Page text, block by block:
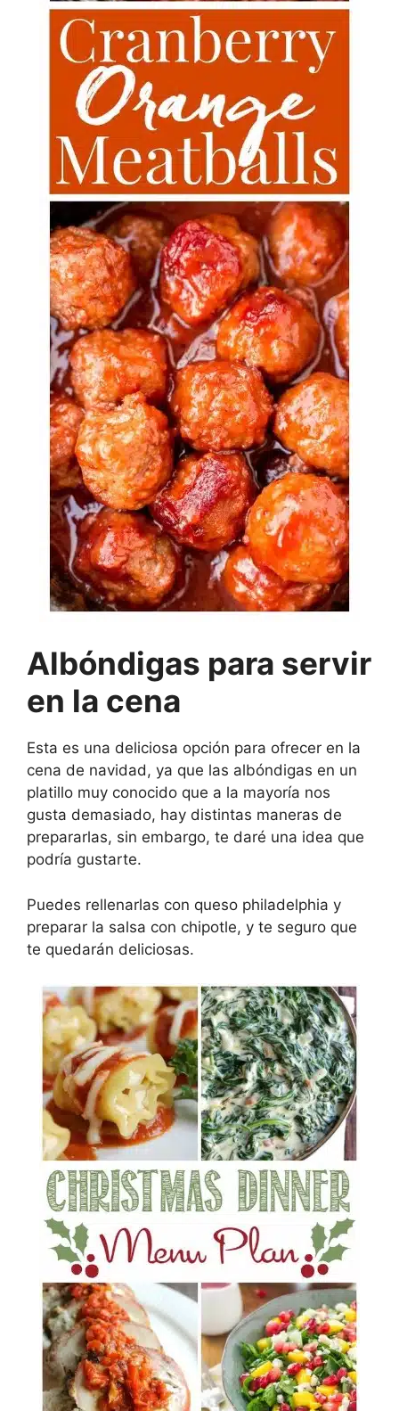
Albóndigas para servir
en la cena
Esta es una deliciosa opción para ofrecer en la
cena de navidad, ya que las albóndigas en un
platillo muy conocido que a la mayoría nos
gusta demasiado, hay distintas maneras de
prepararlas, sin embargo, te daré una idea que
podría gustarte.
Puedes rellenarlas con queso philadelphia y
preparar la salsa con chipotle, y te seguro que
te quedarán deliciosas.